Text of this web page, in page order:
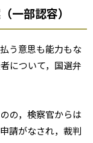
一部認容）
う意思も能力もな
について，国選弁
の，検察官からは
請がなされ，裁判